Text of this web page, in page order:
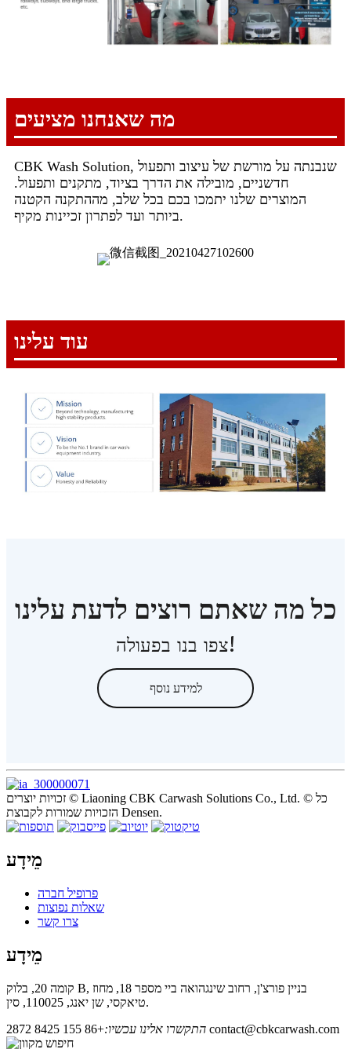
מה שאנחנו מציעים
CBK Wash Solution, שנבנתה על מורשת של עיצוב ותפעול
חדשניים, מובילה את הדרך בציוד, מתקנים ותפעול.
המוצרים שלנו יתמכו בכם בכל שלב, מההתקנה הקטנה
ביותר ועד לפתרון זכיינות מקיף.
עוד עלינו
כל מה שאתם רוצים לדעת עלינו
צפו בנו בפעולה!
למידע נוסף
זכויות יוצרים © Liaoning CBK Carwash Solutions Co., Ltd. © כל
הזכויות שמורות לקבוצת Densen.
מֵידָע
פרופיל חברה
שאלות נפוצות
צרו קשר
מֵידָע
קומה 20, בלוק B, בניין פורצ'ן, רחוב שינגהואה ביי מספר 18, מחוז
טיאקסי, שן יאנג, 110025, סין.
התקשרו אלינו עכשיו:+86 155 8425 2872 contact@cbkcarwash.com